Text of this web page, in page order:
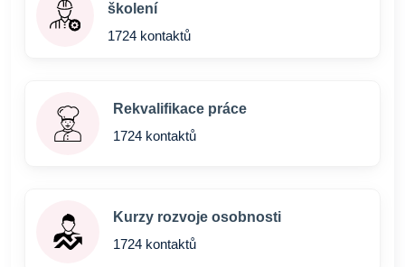
školení
1724 kontaktů
Rekvalifikace práce
1724 kontaktů
Kurzy rozvoje osobnosti
1724 kontaktů